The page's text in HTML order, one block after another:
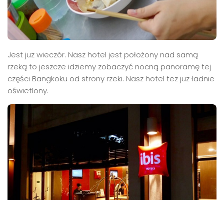
Jest juz wieczór. Nasz hotel jest położony nad samą
rzeką to jeszcze idziemy zobaczyć nocną panoramę tej
części Bangkoku od strony rzeki. Nasz hotel tez juz ładnie
oświetlony.